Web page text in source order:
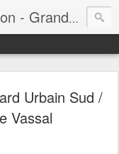
Le CIQ Baumettes - Beauvallon - Grandval - Seigneurie - Valmont - Vert-Plan
Urbain Sud /
Vassal